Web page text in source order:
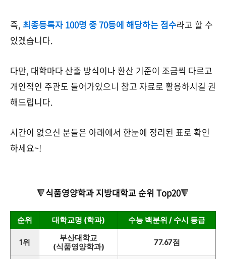
즉, 최종등록자 100명 중 70등에 해당하는 점수라고 할 수
있겠습니다.
다만, 대학마다 산출 방식이나 환산 기준이 조금씩 다르고
개인적인 주관도 들어가있으니 참고 자료로 활용하시길 권
해드립니다.
시간이 없으신 분들은 아래에서 한눈에 정리된 표로 확인
하세요~!
🔻식품영양학과 지방대학교 순위 Top20🔻
순위 대학교명 (학과) 수능 백분위 / 수시 등급
1위
부산대학교
(식품영양학과)
77.67점